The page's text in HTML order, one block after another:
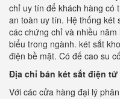
chỉ uy tín để khách hàng có
an toàn uy tín. Hệ thống két
các chứng chỉ và nhiều
biểu trong ngành. két sắt
điện bề mặt. Có đế cao su
Địa chỉ bán két sắt điện
Với các cửa hàng đại lý